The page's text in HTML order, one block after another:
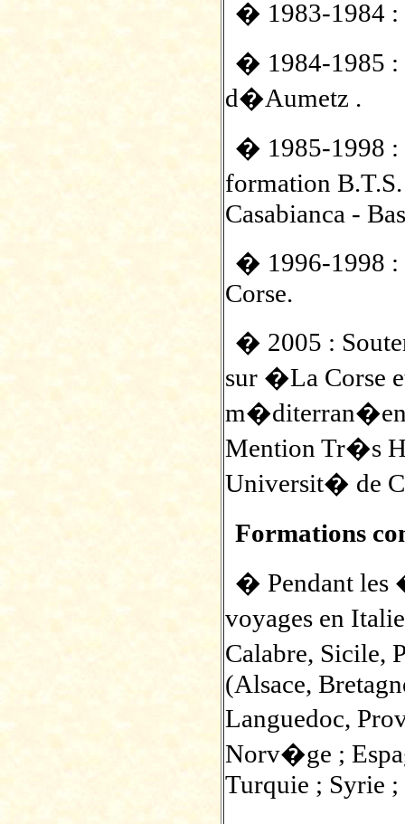
� 1983-1984 :
� 1984-1985
d�Aumetz .
� 1985-1998
formation
Casabianca -
� 1996-1998
Corse.
� 2005 :
sur �La Corse
Mention Tr�s
Universit� de
Formations
� Pendant les
voyages en
Calabre, Sicile,
(Alsace,
Languedoc,
Norv�ge ;
Turquie ; Syrie ;